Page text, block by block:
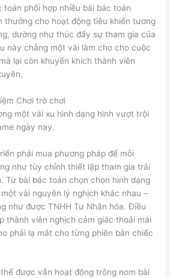
toán phối hợp nhiều bài bác toán
thưởng cho hoạt động tiêu khiển tương
dường như thúc đẩy sự tham gia của
này chẳng một vài làm cho cho cuộc
lại còn khuyến khích thành viên
Chơi trò chơi
một vài xu hình dạng hình vượt trội
ngày nay.
phải mua phương pháp để mỗi
như tùy chỉnh thiết lập tham gia trải
Từ bài bác toán chọn chọn hình dạng
vài nguyên lý nghịch khác nhau –
như được TNHH Tư Nhân hóa. Điều
thành viên nghịch cảm giác thoải mái
phải lạ mắt cho từng phiên bản chiếc
được vẫn hoạt động trông nom bài